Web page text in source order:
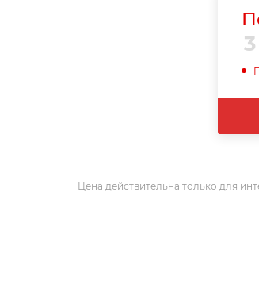
Цена действительна только для